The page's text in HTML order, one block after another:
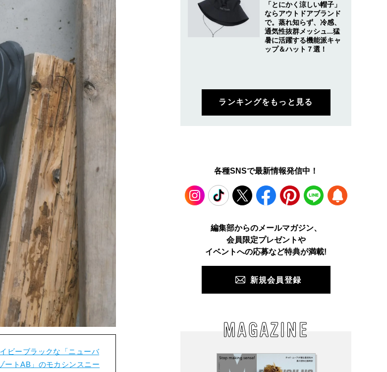
ビーブラックな「ニューバ
ートAB」のモカシンスニー
「とにかく涼しい帽子」
ならアウトドアブランド
で。蒸れ知らず、冷感、
通気性抜群メッシュ...猛
暑に活躍する機能派キャ
ップ＆ハット７選！
ランキングをもっと見る
各種SNSで最新情報発信中！
TikTok Facebook Pinterest LINE
編集部からのメールマガジン、
会員限定プレゼントや
イベントへの応募など特典が満載!
新規会員登録
MAGAZINE